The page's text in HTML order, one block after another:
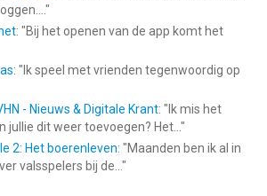
"
: "Bij het openen van de app komt het
: " Ik speel met vrienden tegenwoordig op
- Nieuws & Digitale Krant: " Ik mis het
dit weer toevoegen? Het... "
2: Het boerenleven: "Maanden ben ik al in
valsspelers bij de... "